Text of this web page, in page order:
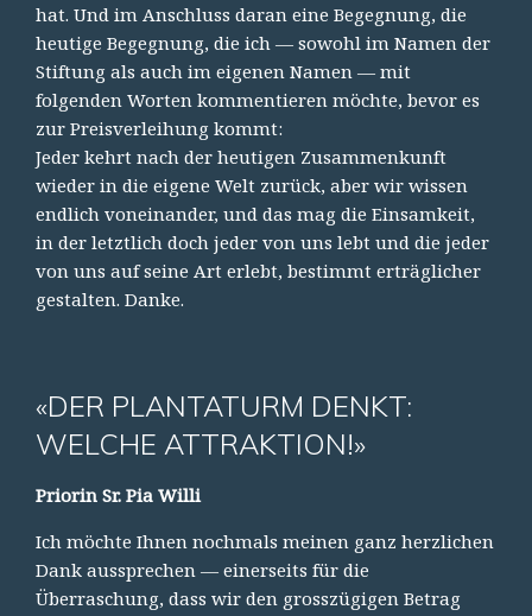
hat. Und im Anschluss daran eine Begegnung, die
heutige Begegnung, die ich — sowohl im Namen der
Stiftung als auch im eigenen Namen — mit
folgenden Worten kommentieren möchte, bevor es
zur Preisverleihung kommt:
Jeder kehrt nach der heutigen Zusammenkunft
wieder in die eigene Welt zurück, aber wir wissen
endlich voneinander, und das mag die Einsamkeit,
in der letztlich doch jeder von uns lebt und die jeder
von uns auf seine Art erlebt, bestimmt erträglicher
gestalten. Danke.
«DER PLANTATURM DENKT:
WELCHE ATTRAKTION!»
Priorin Sr. Pia Willi
Ich möchte Ihnen nochmals meinen ganz herzlichen
Dank aussprechen — einerseits für die
Überraschung, dass wir den grosszügigen Betrag